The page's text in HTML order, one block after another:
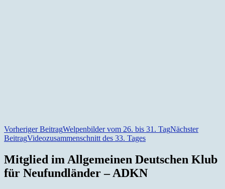
Beitragsnavigation
Vorheriger BeitragWelpenbilder vom 26. bis 31. TagNächster
BeitragVideozusammenschnitt des 33. Tages
Mitglied im Allgemeinen Deutschen Klub
für Neufundländer – ADKN